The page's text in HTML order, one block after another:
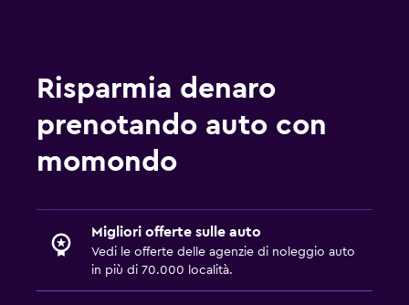
Risparmia denaro
prenotando auto con
momondo
Migliori offerte sulle auto
Vedi le offerte delle agenzie di noleggio auto
in più di 70.000 località.